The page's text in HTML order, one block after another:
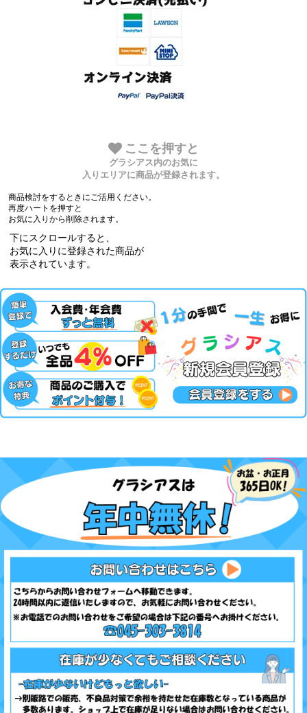
ここを押すと
グラシアス内のお気に
入りエリアに商品が登録されます。
商品検討をするときにご活用ください。
再度ハートを押すと
お気に入りから削除されます。
下にスクロールすると、
お気に入りに登録された商品が
表示されています。